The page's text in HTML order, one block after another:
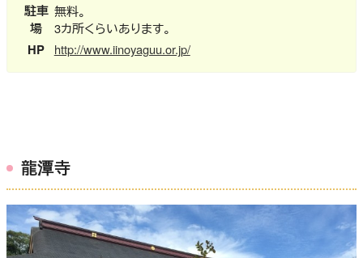
駐車
場
無料。
3カ所くらいあります。
HP http://www.iinoyaguu.or.jp/
龍潭寺